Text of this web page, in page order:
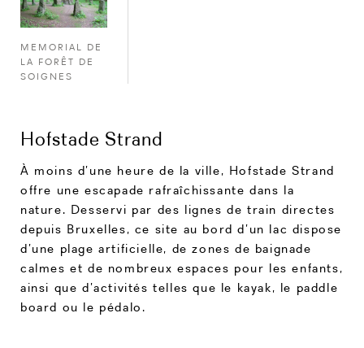
MEMORIAL DE
LA FORÊT DE
SOIGNES
Hofstade Strand
À moins d’une heure de la ville, Hofstade Strand
offre une escapade rafraîchissante dans la
nature. Desservi par des lignes de train directes
depuis Bruxelles, ce site au bord d’un lac dispose
d’une plage artificielle, de zones de baignade
calmes et de nombreux espaces pour les enfants,
ainsi que d’activités telles que le kayak, le paddle
board ou le pédalo.